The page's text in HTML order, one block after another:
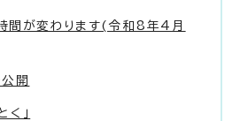
間が変わります(令和8年4月
開
く」